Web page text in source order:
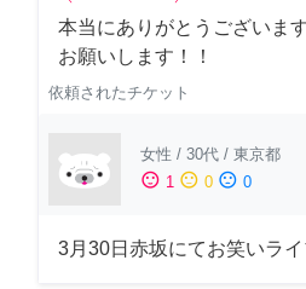
本当にありがとうございま
お願いします！！
依頼されたチケット
女性 / 30代 / 東京都
sentiment_satisfied 1 sentiment_neutral 0 sentiment_dissatisfied 0
3月30日赤坂にてお笑いライ